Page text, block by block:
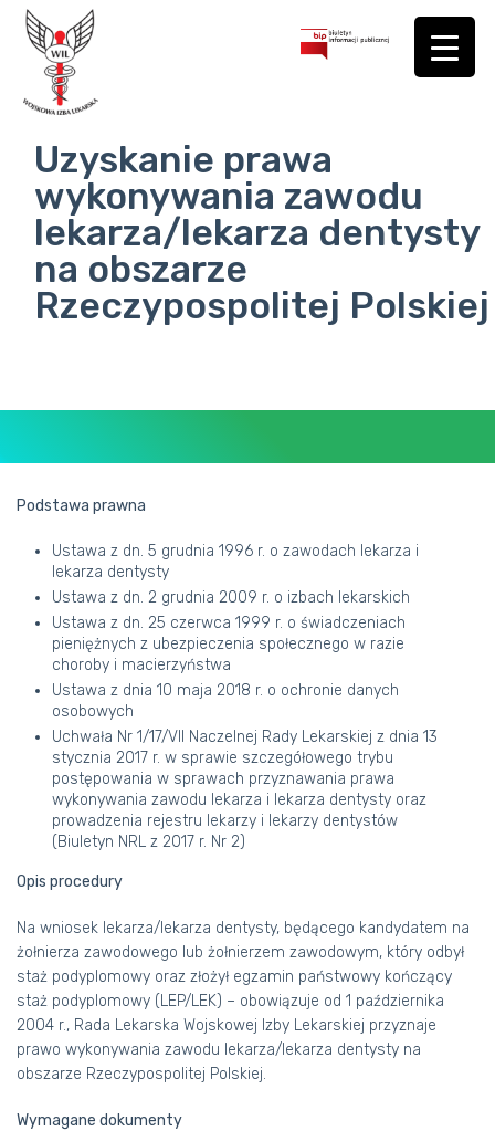
Uzyskanie prawa
wykonywania zawodu
lekarza/lekarza dentysty
na obszarze
Rzeczypospolitej Polskiej
BIURO
ORGANY
KOMISJE
DOKUMENTY
OGŁOSZENIA
OKRĘGOWE IZBY LEKARSKIE
„SKALPEL”
Podstawa prawna
Ustawa z dn. 5 grudnia 1996 r. o zawodach lekarza i
lekarza dentysty
Ustawa z dn. 2 grudnia 2009 r. o izbach lekarskich
Ustawa z dn. 25 czerwca 1999 r. o świadczeniach
pieniężnych z ubezpieczenia społecznego w razie
choroby i macierzyństwa
Ustawa z dnia 10 maja 2018 r. o ochronie danych
osobowych
Uchwała Nr 1/17/VII Naczelnej Rady Lekarskiej z dnia 13
stycznia 2017 r. w sprawie szczegółowego trybu
postępowania w sprawach przyznawania prawa
wykonywania zawodu lekarza i lekarza dentysty oraz
prowadzenia rejestru lekarzy i lekarzy dentystów
(Biuletyn NRL z 2017 r. Nr 2)
Opis procedury
Na wniosek lekarza/lekarza dentysty, będącego kandydatem na
żołnierza zawodowego lub żołnierzem zawodowym, który odbył
staż podyplomowy oraz złożył egzamin państwowy kończący
staż podyplomowy (LEP/LEK) – obowiązuje od 1 października
2004 r., Rada Lekarska Wojskowej Izby Lekarskiej przyznaje
prawo wykonywania zawodu lekarza/lekarza dentysty na
obszarze Rzeczypospolitej Polskiej.
Wymagane dokumenty